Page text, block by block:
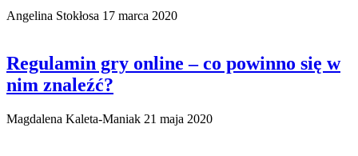
Angelina Stokłosa 17 marca 2020
Regulamin gry online – co powinno się w
nim znaleźć?
Magdalena Kaleta-Maniak 21 maja 2020